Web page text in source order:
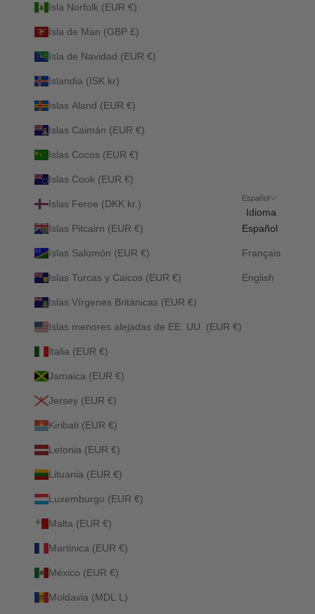
Isla Norfolk (EUR €)
Isla de Man (GBP £)
Isla de Navidad (EUR €)
Islandia (ISK kr)
Islas Aland (EUR €)
Islas Caimán (EUR €)
Islas Cocos (EUR €)
Islas Cook (EUR €)
Islas Feroe (DKK kr.)
Islas Pitcairn (EUR €)
Islas Salomón (EUR €)
Islas Turcas y Caicos (EUR €)
Islas Vírgenes Británicas (EUR €)
Islas menores alejadas de EE. UU. (EUR €)
Italia (EUR €)
Jamaica (EUR €)
Jersey (EUR €)
Kiribati (EUR €)
Letonia (EUR €)
Lituania (EUR €)
Luxemburgo (EUR €)
Malta (EUR €)
Martinica (EUR €)
México (EUR €)
Moldavia (MDL L)
Español
Idioma
Español
Français
English